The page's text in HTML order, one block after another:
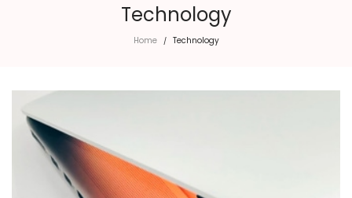
Technology
Home / Technology